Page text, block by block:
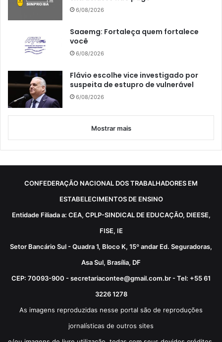
6/08/2026
Saaemg: Fortaleça quem fortalece
você
6/08/2026
Flávio escolhe vice investigado por
suspeita de estupro de vulnerável
6/08/2026
Mostrar mais
CONFEDERAÇÃO NACIONAL DOS TRABALHADORES EM
ESTABELECIMENTOS DE ENSINO
Entidade Filiada a: CEA, CPLP-SINDICAL DE EDUCAÇÃO, DIEESE,
FISE, IE
Setor Bancário Sul - Quadra 1, Bloco K, 15º andar Ed. Seguradoras,
Asa Sul, Brasília, DF
CEP: 70093-900 - secretariacontee@gmail.com.br - Tel: +55 61
3226 1278
As imagens reproduzidas nesse portal são de reproduções
jornalísticas de outros sites